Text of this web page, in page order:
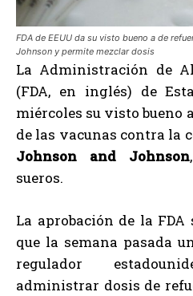
FDA de EEUU da su visto bueno a de
Johnson y permite mezclar dosis
La Administración de
(FDA, en inglés) de
miércoles su visto bueno
de las vacunas contra la
Johnson and Johnson
sueros.
La aprobación de la FDA
que la semana pasada
regulador
administrar dosis de